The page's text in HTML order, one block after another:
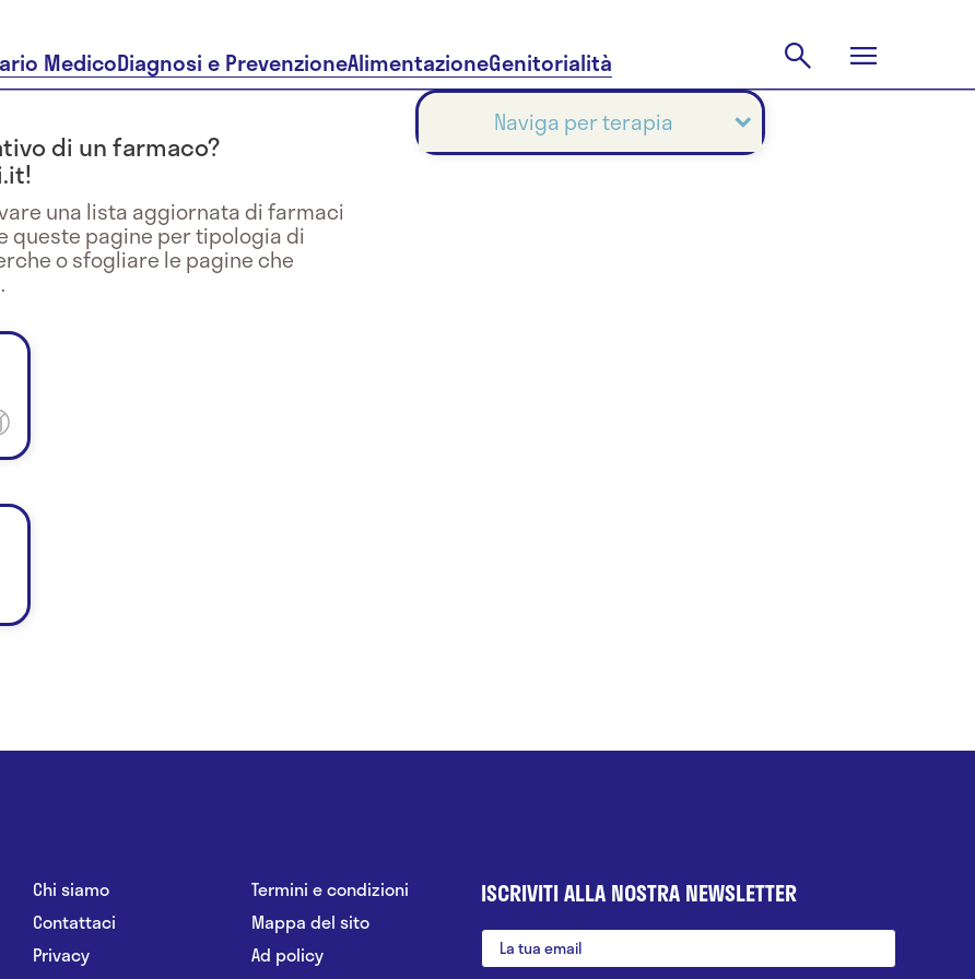
MedicoDiagnosi e PrevenzioneAlimentazioneGenitorialità
di un farmaco?
una lista aggiornata di farmaci
queste pagine per tipologia di
o sfogliare le pagine che
Naviga per terapia
Chi siamo
Contattaci
Privacy
Termini e condizioni
Mappa del sito
Ad policy
ISCRIVITI ALLA NOSTRA NEWSLETTER